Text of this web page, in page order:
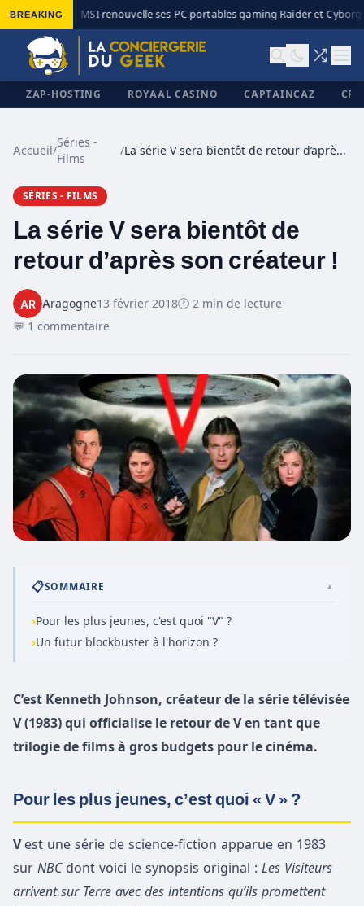
BREAKING MSI renouvelle ses PC portables gaming Raider et Cyborg
ZAP-HOSTING ROYAAL CASINO CAPTAINCAZ
Accueil/
Séries -
Films
/ La série V sera bientôt de retour d’après son créateur !
SÉRIES - FILMS
La série V sera bientôt de
retour d’après son créateur !
Aragogne13 février 2018🕐 2 min de lecture
💬 1 commentaire
📋SOMMAIRE ▲
›Pour les plus jeunes, c'est quoi "V" ?
›Un futur blockbuster à l'horizon ?
C’est Kenneth Johnson, créateur de la série télévisée
V (1983) qui officialise le retour de V en tant que
trilogie de films à gros budgets pour le cinéma.
Pour les plus jeunes, c’est quoi « V » ?
V est une série de science-fiction apparue en 1983
sur NBC dont voici le synopsis original : Les Visiteurs
arrivent sur Terre avec des intentions qu’ils promettent